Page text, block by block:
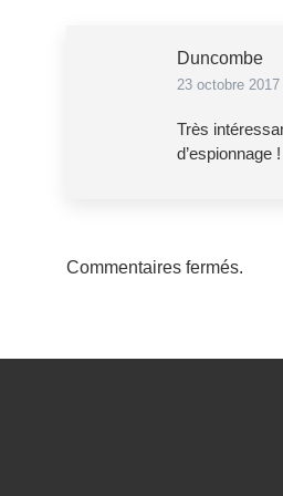
Duncombe
dit
23 octobre
Très
d’espionnage
Commentaires fermés.